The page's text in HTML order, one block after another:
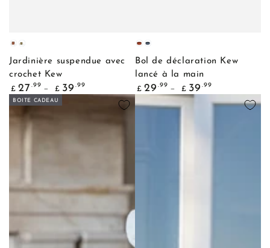
Cuivre
Laiton
Jardinière suspendue avec
crochet Kew
Prix
normal
£ 27.99
£ 39 .99
Terre
d'ombre
brûlée
Azurite
Bol de déclaration Kew
lancé à la main
Prix
normal
£ 29 .99
£ 39 .99
BOITE CADEAU